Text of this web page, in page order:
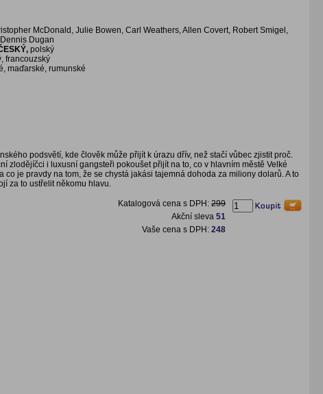
McDonald, Julie Bowen, Carl Weathers, Allen Covert, Robert Smigel,
Dugan
polský
francouzský
maďarské, rumunské
podsvětí, kde člověk může přijít k úrazu dřív, než stačí vůbec zjistit proč.
zlodějíčci i luxusní gangsteři pokoušet přijít na to, co v hlavním městě Velké
co je pravdy na tom, že se chystá jakási tajemná dohoda za miliony dolarů. A to
za to ustřelit někomu hlavu.
Katalogová cena s DPH: 299
Akční sleva 51
Vaše cena s DPH: 248